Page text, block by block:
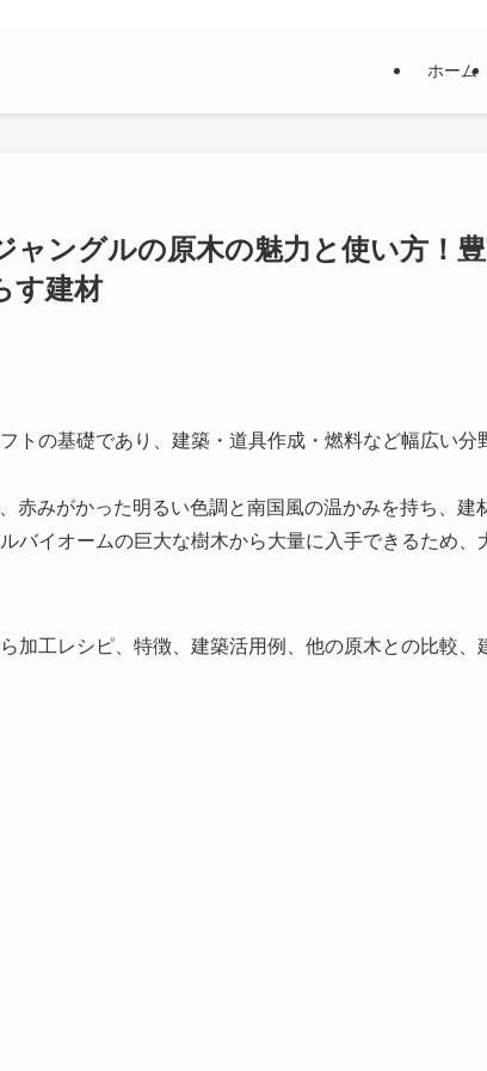
ホーム
ャングルの原木の魅力と使い方！
す建材
トの基礎であり、建築・道具作成・燃料など幅広い分
赤みがかった明るい色調と南国風の温かみを持ち、建
バイオームの巨大な樹木から大量に入手できるため、
加工レシピ、特徴、建築活用例、他の原木との比較、